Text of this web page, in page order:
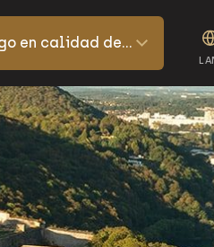
en calidad de…